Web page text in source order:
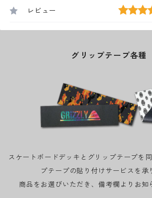
レビュー
グリップテープ各種
スケートボードデッキとグリップテープを
プテープの貼り付けサービスを承
商品をお選びいただき、備考欄よりお知